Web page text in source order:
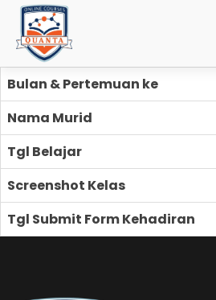
Bulan & Pertemuan ke
Nama Murid
Tgl Belajar
Screenshot Kelas
Tgl Submit Form Kehadiran